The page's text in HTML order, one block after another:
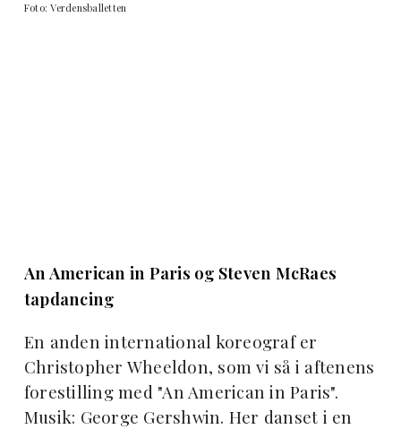
Foto: Verdensballetten
An American in Paris og Steven McRaes
tapdancing
En anden international koreograf er
Christopher Wheeldon, som vi så i aftenens
forestilling med "An American in Paris".
Musik: George Gershwin. Her danset i en